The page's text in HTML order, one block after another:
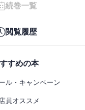
続巻一覧
閲覧履歴
すめの本
ル・キャンペーン
員オススメ